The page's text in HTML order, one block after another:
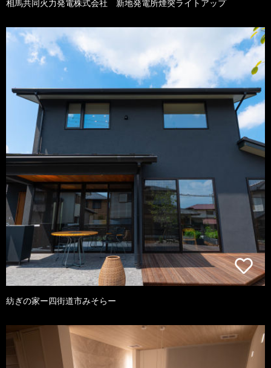
相馬共同火力発電株式会社 新地発電所煙突ライトアップ
紡ぎの家ー四街道市みそらー